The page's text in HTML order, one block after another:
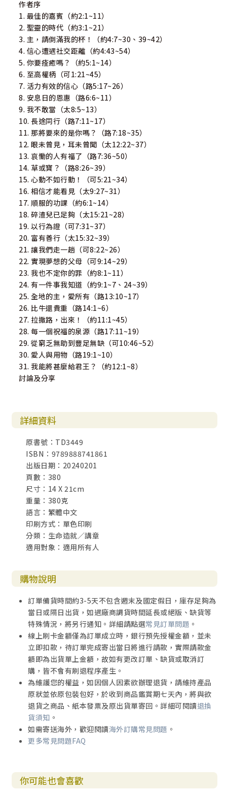
作者序
1. 最佳的嘉賓（約2:1~11）
2. 聖靈的時代（約3:1~21）
3. 主，請倒滿我的杯！（約4:7~30、39~42）
4. 信心遭遇社交距離（約4:43~54）
5. 你要痊癒嗎？（約5:1~14）
6. 至高權柄（可1:21~45）
7. 活力有效的信心（路5:17~26）
8. 安息日的恩惠（路6:6~11）
9. 我不敢當（太8:5~13）
10. 長途同行（路7:11~17）
11. 那將要來的是你嗎？（路7:18~35）
12. 眼未曾見，耳未曾聞（太12:22~37）
13. 哀慟的人有福了（路7:36~50）
14. 草或寶？（路8:26~39）
15. 心動不如行動！（可5:21~34）
16. 相信才能看見（太9:27~31）
17. 順服的功課（約6:1~14）
18. 碎渣兒已足夠（太15:21~28）
19. 以行為證（可7:31~37）
20. 富有善行（太15:32~39）
21. 讓我們走一趟（可8:22~26）
22. 實現夢想的父母（可9:14~29）
23. 我也不定你的罪（約8:1~11）
24. 有一件事我知道（約9:1~7、24~39）
25. 全地的主，愛所有（路13:10~17）
26. 比牛還貴重（路14:1~6）
27. 拉撒路，出來！（約11:1~45）
28. 每一個祝福的泉源（路17:11~19）
29. 從窮乏無助到豐足無缺（可10:46~52）
30. 愛人與用物（路19:1~10）
31. 我能將甚麼給君王？（約12:1~8）
討論及分享
詳細資料
原書號：TD3449
ISBN：9789888741861
出版日期：20240201
頁數：380
尺寸：14 X 21cm
重量：380克
語言：繁體中文
印刷方式：單色印刷
分類：生命造就／講章
適用對象：適用所有人
購物說明
訂單備貨時間約3-5天不包含週末及國定假日，庫存足夠為
當日或隔日出貨，如遇廠商調貨時間延長或絕版、缺貨等
特殊情況，將另行通知。詳細請點選常見訂單問題 。
線上刷卡金額僅為訂單成立時，銀行預先授權金額，並未
立即扣款，待訂單完成寄出當日將進行請款，實際請款金
額即為出貨單上金額，故如有更改訂單、缺貨或取消訂
購，皆不會有刷退程序產生。
為維護您的權益，如因個人因素欲辦理退貨，請維持產品
原狀並依原包裝包好，於收到商品鑑賞期七天內，將與欲
退貨之商品、紙本發票及原出貨單寄回。詳細可閱讀退換
貨須知 。
如需寄送海外，歡迎閱讀海外訂購常見問題 。
更多常見問題FAQ
你可能也會喜歡